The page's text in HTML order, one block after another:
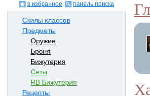
в избранное панель поиска
Скилы классов
Предметы
Оружие
Броня
Бижутерия
Сеты
RB Бижутерия
Рецепты